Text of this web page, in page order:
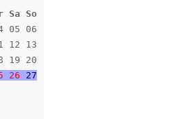
Sa So
05 06
12 13
19 20
26 27